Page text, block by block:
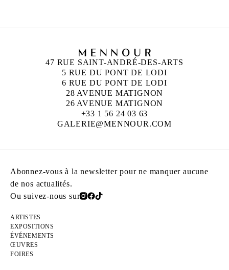
47 RUE SAINT-ANDRÉ-DES-ARTS
5 RUE DU PONT DE LODI
6 RUE DU PONT DE LODI
28 AVENUE MATIGNON
26 AVENUE MATIGNON
+33 1 56 24 03 63
GALERIE@MENNOUR.COM
Abonnez-vous à la newsletter pour ne manquer aucune
de nos actualités.
Ou suivez-nous sur
ARTISTES
EXPOSITIONS
ÉVÉNEMENTS
ŒUVRES
FOIRES